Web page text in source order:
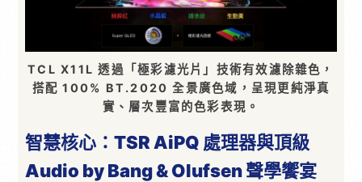
TCL X11L 透過「極彩濾光片」技術有效濾除雜色，
搭配 100% BT.2020 全景廣色域，呈現更純淨真
實、層次豐富的色彩表現。
智慧核心：TSR AiPQ 處理器與頂級
Audio by Bang & Olufsen聲學饗宴